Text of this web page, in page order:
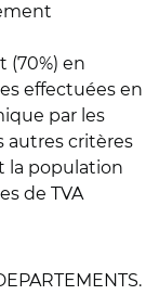
(70%) en
effectuées en
par les
autres critères
la population
de TVA
.